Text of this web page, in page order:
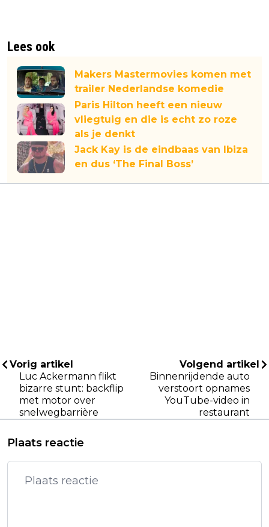
Lees ook
Makers Mastermovies komen met
trailer Nederlandse komedie
Paris Hilton heeft een nieuw
vliegtuig en die is echt zo roze
als je denkt
Jack Kay is de eindbaas van Ibiza
en dus ‘The Final Boss’
Vorig artikel
Luc Ackermann flikt
bizarre stunt: backflip
met motor over
snelwegbarrière
Volgend artikel
Binnenrijdende auto
verstoort opnames
YouTube-video in
restaurant
Plaats reactie